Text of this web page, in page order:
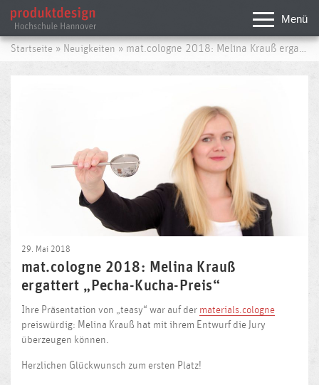
Menü
Startseite » Neuigkeiten » mat.cologne 2018: Melina Krauß ergattert „Pecha-Kucha-Preis“
29. Mai 2018
mat.cologne 2018: Melina Krauß
ergattert „Pecha-Kucha-Preis“
Ihre Präsentation von „teasy“ war auf der materials.cologne
preiswürdig: Melina Krauß hat mit ihrem Entwurf die Jury
überzeugen können.
Herzlichen Glückwunsch zum ersten Platz!